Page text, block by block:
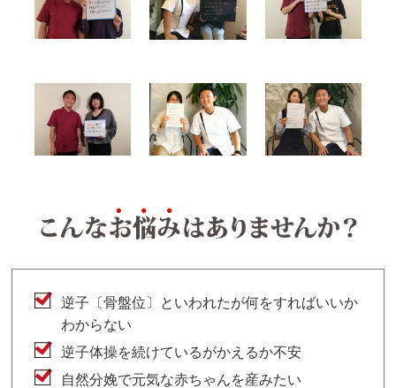
逆子〔骨盤位〕といわれたが何をすればいいか
わからない
逆子体操を続けているがかえるか不安
自然分娩で元気な赤ちゃんを産みたい